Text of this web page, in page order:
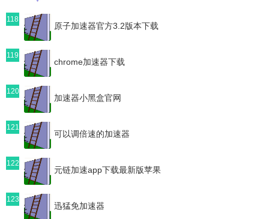
118
原子加速器官方3.2版本下载
119
chrome加速器下载
120
加速器小黑盒官网
121
可以调倍速的加速器
122
元链加速app下载最新版苹果
123
迅猛免加速器